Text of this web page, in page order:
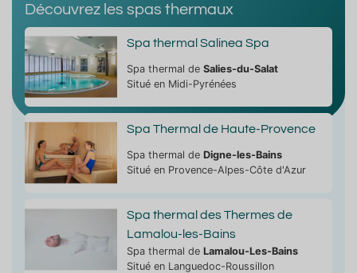
Découvrez les spas thermaux
Spa thermal Salinea Spa
Spa thermal de Salies-du-Salat
Situé en Midi-Pyrénées
Spa Thermal de Haute-Provence
Spa thermal de Digne-les-Bains
Situé en Provence-Alpes-Côte d'Azur
Spa thermal des Thermes de
Lamalou-les-Bains
Spa thermal de Lamalou-Les-Bains
Situé en Languedoc-Roussillon